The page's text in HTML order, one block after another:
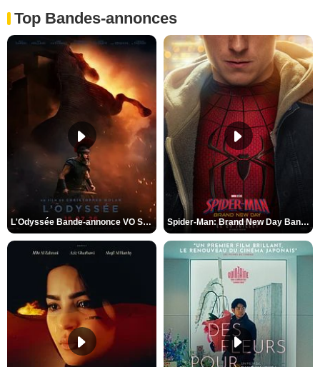
Top Bandes-annonces
L'Odyssée Bande-annonce VO STFR Spider-Man: Brand New Day Bande-annonce VO STFR